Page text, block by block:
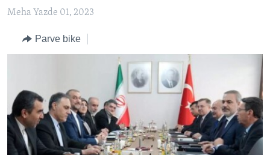
Malpera
Yekser
here
HEVPEYVÎN
TIRKÎYE
SÛRÎYE
ROJHILATA NAVÎN
CÎHAN
ÇAND Û HUNER
Meha Yazde 01, 2023
Parve bike